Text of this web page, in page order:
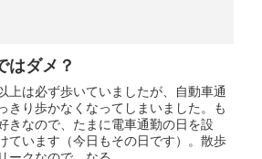
はダメ？
上は必ず歩いていましたが、自動車通
きり歩かなくなってしまいました。も
きなので、たまに電車通勤の日を設
ています（今日もその日です）。散歩